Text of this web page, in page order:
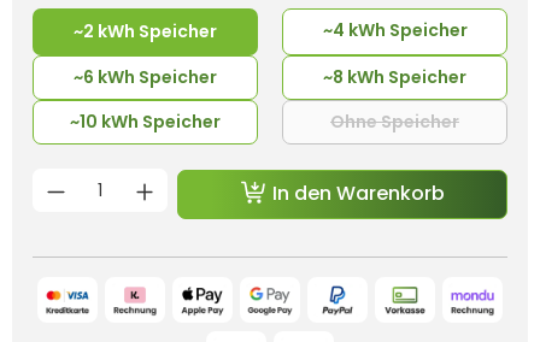
~2 kWh Speicher
~4 kWh Speicher
~6 kWh Speicher
~8 kWh Speicher
~10 kWh Speicher
Ohne Speicher(Diese
Produkt Anzahl: Gib den
In den Warenkorb